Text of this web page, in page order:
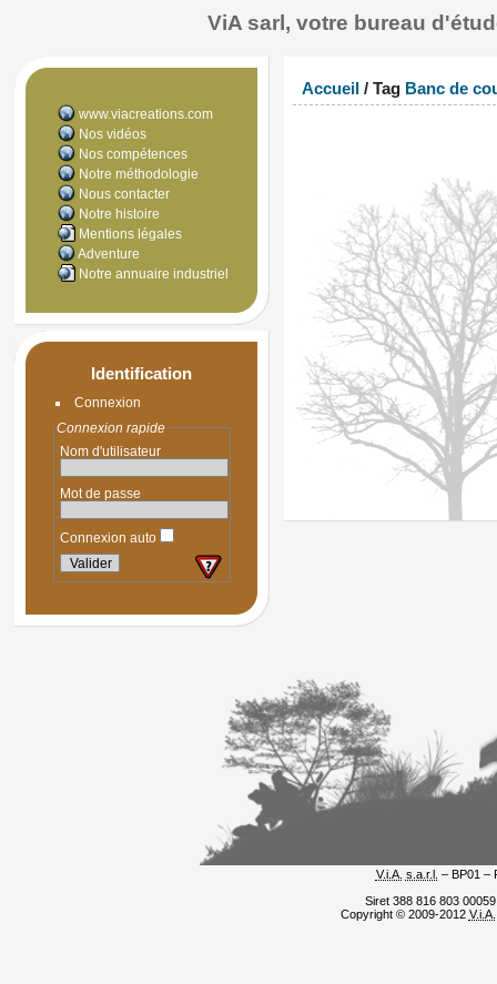
ViA sarl, votre bureau
www.viacreations.com
Nos vidéos
Nos compétences
Notre méthodologie
Nous contacter
Notre histoire
Mentions légales
Adventure
Notre annuaire industriel
Identification
Connexion
Connexion rapide
Nom d'utilisateur
Mot de passe
Connexion auto
Accueil/ Tag Banc de
V.i.A. s.a.r.l.
– BP01 –
Siret 388 816 803
Copyright © 2009-2012 V.i.A.